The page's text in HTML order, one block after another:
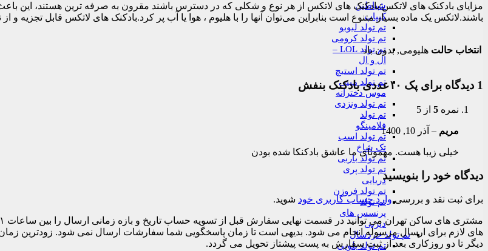
شیاطین
کیپاپ
تم تولد لبوبو
تم تولد کرومی
تم تولد LOL –
ال و ال
تم تولد استیچ
تم تولد مینی
موس دخترانه
تم تولد ونزدی
تم تولد
فلامینگو
تم تولد اسب
تک شاخ
تم تولد باربی
تم تولد پری
دریایی
تم تولد فروزن
تم تولد
پرنسس های
دیزنی
تم تولد خردسال
تم تولد بلویی
مزایای بادکنک های لاتکس:بادکنک های لاتکس از هر نوع و شکلی که در دسترس باشند مقرون به صرفه ترین هستند، این
باشند.لاتکس یک ماده بسیار متنوع است بنابراین می‌توان آنها را با هلیوم ، هوا یا آب پر کرد.بادکنک های لاتکس قابل تجزیه و از نظر محیط زیست
انتخاب حالت هلیومی, بدون باد
1 دیدگاه برای پک ۱۰عددی بادکنک بنفش
نمره 5 از 5
مریم – آذر 10, 1400
خیلی زیبا هست. مهمونای ما عاشق بادکنکا شده بودن
دیدگاه خود را بنویسید
برای ثبت نقد و بررسیوارد حساب کاربری خود شوید.
دیگر تا دو روزکاری بعد از ثبت سفارش به پست پیشتاز تحویل می گردد.